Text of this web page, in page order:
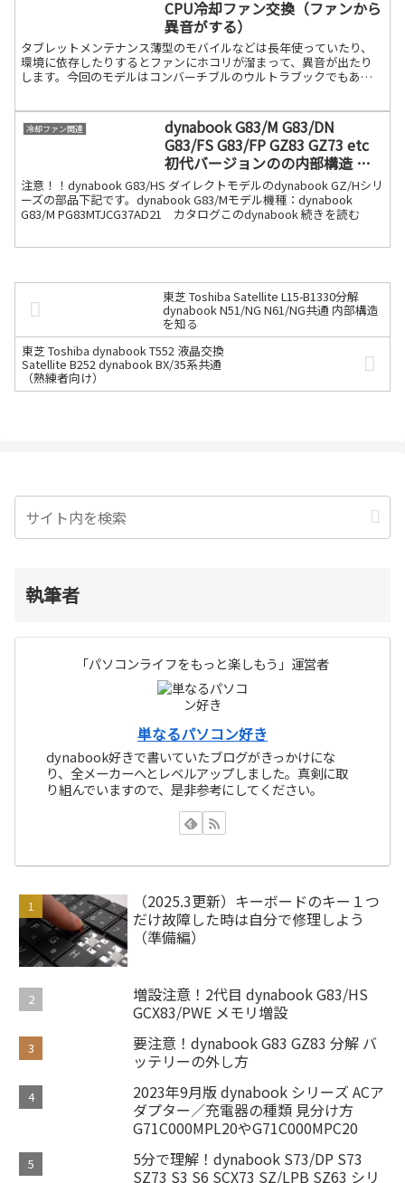
CPU冷却ファン交換（ファンから
異音がする）
タブレットメンテナンス薄型のモバイルなどは長年使っていたり、
環境に依存したりするとファンにホコリが溜まって、異音が出たり
します。今回のモデルはコンバーチブルのウルトラブックでもあり
冷却ファン関連
dynabook G83/M G83/DN
G83/FS G83/FP GZ83 GZ73 etc
初代バージョンのの内部構造 分
解方法／ファン交換
注意！！dynabook G83/HS ダイレクトモデルのdynabook GZ/Hシリ
ーズの部品下記です。dynabook G83/Mモデル機種：dynabook
G83/M PG83MTJCG37AD21 カタログこのdynabook 続きを読む
東芝 Toshiba Satellite L15-B1330分解
dynabook N51/NG N61/NG共通 内部構造
を知る
東芝 Toshiba dynabook T552 液晶交換
Satellite B252 dynabook BX/35系共通
（熟練者向け）
執筆者
「パソコンライフをもっと楽しもう」運営者
単なるパソコン好き
dynabook好きで書いていたブログがきっかけにな
り、全メーカーへとレベルアップしました。真剣に取
り組んでいますので、是非参考にしてください。
（2025.3更新）キーボードのキー１つ
だけ故障した時は自分で修理しよう
（準備編）
増設注意！2代目 dynabook G83/HS
GCX83/PWE メモリ増設
要注意！dynabook G83 GZ83 分解 バ
ッテリーの外し方
2023年9月版 dynabook シリーズ ACア
ダプター／充電器の種類 見分け方
G71C000MPL20やG71C000MPC20
5分で理解！dynabook S73/DP S73
SZ73 S3 S6 SCX73 SZ/LPB SZ63 シリ